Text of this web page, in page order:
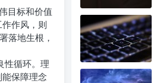
目标和价值
作风，则
落地生根，
性循环。理
保障理念